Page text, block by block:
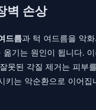
벽 손상
드름과 턱 여드름을 악
기는 원인이 됩니다.
못된 각질 제거는 피
키는 악순환으로 이어집